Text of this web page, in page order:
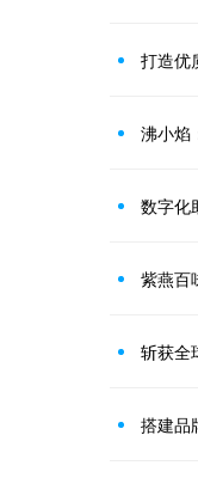
打造优
沸小焰
数字化
紫燕百
搭建品